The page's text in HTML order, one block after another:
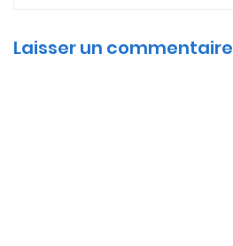
Laisser un commentaire